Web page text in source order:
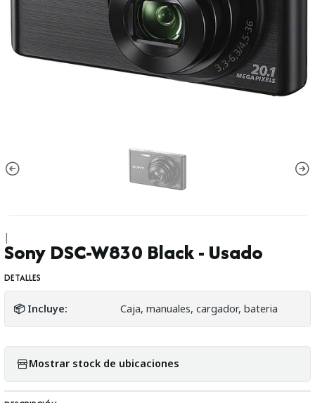
|
Sony DSC-W830 Black - Usado
DETALLES
📦 Incluye: Caja, manuales, cargador, bateria
Mostrar stock de ubicaciones